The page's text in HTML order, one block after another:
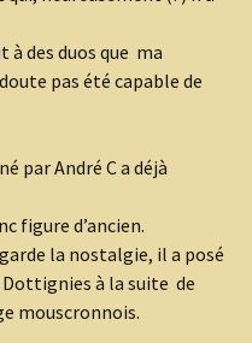
à des duos que ma
pas été capable de
par André C a déjà
figure d’ancien.
la nostalgie, il a posé
à la suite de
mouscronnois.